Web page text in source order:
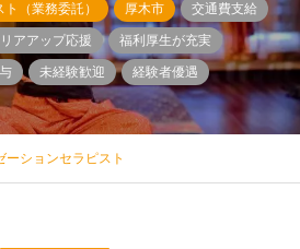
（業務委託） 厚木市 交通費支給
アアップ応援 福利厚生が充実
未経験歓迎 経験者優遇
ーションセラピスト